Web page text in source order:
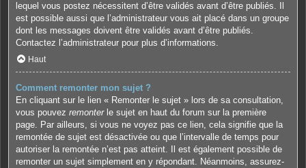
lequel vous postez nécessitent d’être validés avant d’être publiés. Il
est possible aussi que l’administrateur vous ait placé dans un groupe
dont les messages doivent être validés avant d’être publiés.
Contactez l’administrateur pour plus d’informations.
Haut
Comment remonter mon sujet ?
En cliquant sur le lien « Remonter le sujet » lors de sa consultation,
vous pouvez remonterle sujet en haut du forum sur la première
page. Par ailleurs, si vous ne voyez pas ce lien, cela signifie que la
remontée de sujet est désactivée ou que l’intervalle de temps pour
autoriser la remontée n’est pas atteint. Il est également possible de
remonter un sujet simplement en y répondant. Néanmoins, assurez-